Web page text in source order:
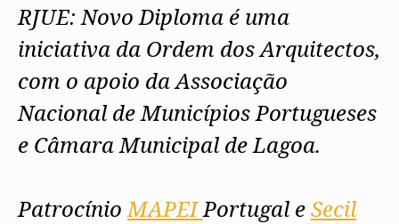
RJUE: Novo Diploma é uma
iniciativa da Ordem dos Arquitectos,
com o apoio da Associação
Nacional de Municípios Portugueses
e Câmara Municipal de Lagoa.
PatrocínioMAPEIPortugal eSecil